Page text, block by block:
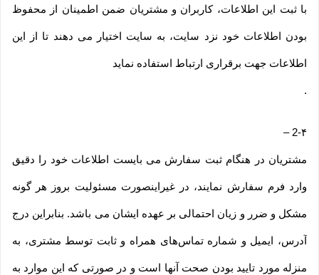
با ثبت این اطلاعات، کاربران و مشتریان ضمن اطمینان از محفوظ
بودن اطلاعات خود نزد سایت، به سایت اختیار می دهند تا از این
اطلاعات جهت برقراری ارتباط استفاده نماید
.
2-۴ –
مشتریان در هنگام ثبت سفارش می بایست اطلاعات خود را دقیق
وارد فرم سفارش نمایند، در غیراینصورت مسئولیت بروز هر گونه
مشکل و ضرر و زیان احتمالی بر عهده ایشان می باشد. بنابراین درج
آدرس، ایمیل و شماره تماس‌های همراه و ثابت توسط مشتری، به
منزله مورد تایید بودن صحت آنها است و در صورتی که این موارد به